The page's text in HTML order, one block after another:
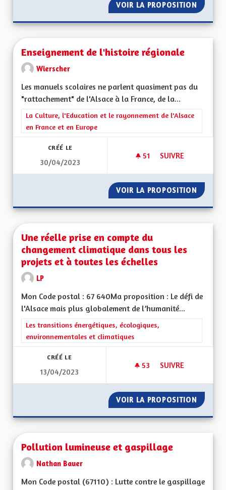
VOIR LA PROPOSITION SE
Enseignement de l'histoire régionale
Wierscher
Les manuels scolaires ne parlent quasiment pas du
"rattachement" de l'Alsace à la France, de la...
Filtrer les résultats de la catégorie : La Culture, l'Education et
La Culture, l'Education et le rayonnement de l'Alsace
en France et en Europe
CRÉÉ LE
30/04/2023
51 51 ABONNÉS
SUIVRE
VOIR LA PROPOSITION
Une réelle prise en compte du
changement climatique dans tous les
projets et à toutes les échelles
LP
Mon Code postal : 67 640Ma proposition : Le défi de
l'Alsace mais plus globalement de l’humanité...
Filtrer les résultats de la catégorie : Les transitions
Les transitions énergétiques, écologiques,
environnementales et climatiques
CRÉÉ LE
13/04/2023
53 53 ABONNÉS
SUIVRE
VOIR LA PROPOSITION UNE
Pollution lumineuse et gaspillage
Nathan Bauer
Mon Code postal (67110) : Lutte contre le gaspillage